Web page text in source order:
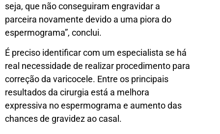
seja, que não conseguiram engravidar a
parceira novamente devido a uma piora do
espermograma”, conclui.
É preciso identificar com um especialista se há
real necessidade de realizar procedimento para
correção da varicocele. Entre os principais
resultados da cirurgia está a melhora
expressiva no espermograma e aumento das
chances de gravidez ao casal.